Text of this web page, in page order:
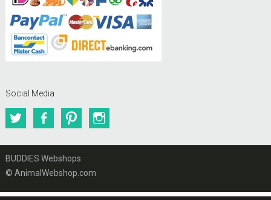
Social Media
TwitterFacebookPinterest
BUDDIES Webshops
© AnimalWebshop.com